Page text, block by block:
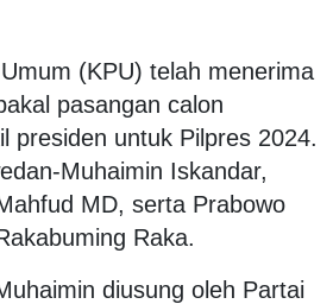
(KPU) telah menerima
pasangan calon
presiden untuk Pilpres 2024.
Muhaimin Iskandar,
MD, serta Prabowo
Raka.
diusung oleh Partai